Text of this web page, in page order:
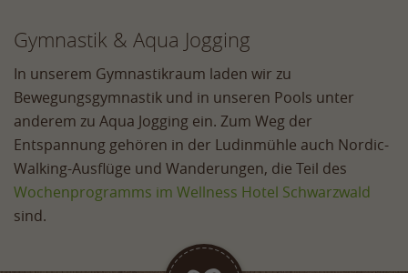
Gymnastik & Aqua Jogging
In unserem Gymnastikraum laden wir zu
Bewegungsgymnastik und in unseren Pools unter
anderem zu Aqua Jogging ein. Zum Weg der
Entspannung gehören in der Ludinmühle auch Nordic-
Walking-Ausflüge und Wanderungen, die Teil des
Wochenprogramms im Wellness Hotel Schwarzwald
sind.